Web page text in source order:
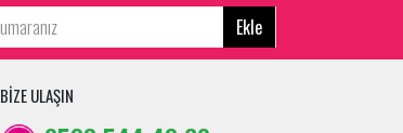
Ekle
BİZE ULAŞIN